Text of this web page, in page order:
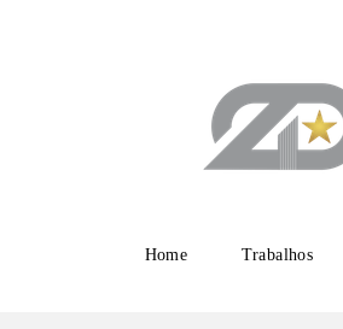
Home Trabalhos